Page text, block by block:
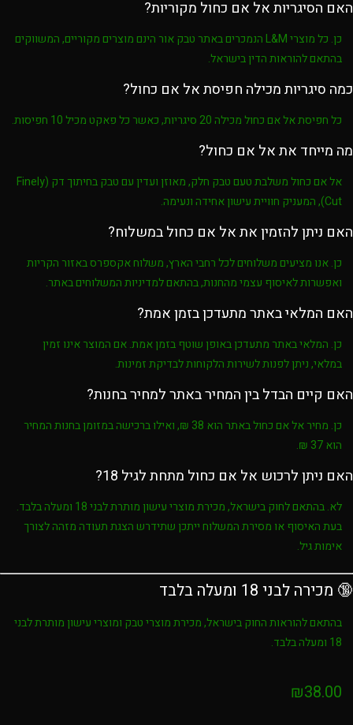
האם הסיגריות אל אם כחול מקוריות?
כן. כל מוצריL&Mהנמכרים באתרטבק אורהינם מוצרים מקוריים, המשווקים
בהתאם להוראות הדין בישראל.
כמה סיגריות מכילה חפיסת אל אם כחול?
כל חפיסתאל אם כחולמכילה20 סיגריות , כאשר כל פאקט מכיל10 חפיסות .
מה מייחד את אל אם כחול?
אל אם כחולמשלבתטעם טבק חלק, מאוזן ועדין עם
טבק בחיתוך דק (Finely
Cut) , המעניק חוויית עישון אחידה ונעימה.
האם ניתן להזמין את אל אם כחול במשלוח?
כן. אנו מציעים משלוחים לכל רחבי הארץ, משלוח אקספרס באזור הקריות
ואפשרות לאיסוף עצמי מהחנות, בהתאם למדיניות המשלוחים באתר.
האם המלאי באתר מתעדכן בזמן אמת?
כן. המלאי באתר מתעדכן באופן שוטף בזמן אמת. אם המוצר אינו זמין
במלאי, ניתן לפנות לשירות הלקוחות לבדיקת זמינות.
האם קיים הבדל בין המחיר באתר למחיר בחנות?
כן. מחיראל אם כחולבאתר הוא 38 ₪
, ואילו ברכישה במזומן בחנות המחיר
הוא37 ₪
.
האם ניתן לרכוש אל אם כחול מתחת לגיל 18?
לא. בהתאם לחוק בישראל, מכירת מוצרי עישון מותרת לבני18 ומעלה בלבד
.
בעת האיסוף או מסירת המשלוח ייתכן שתידרש הצגת תעודה מזהה לצורך
אימות גיל.
🔞 מכירה לבני 18 ומעלה בלבד
בהתאם להוראות החוק בישראל, מכירת מוצרי טבק ומוצרי עישון מותרת לבני
18 ומעלה בלבד
.
₪38.00